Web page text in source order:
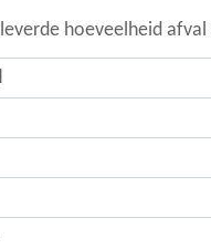
hoeveelheid